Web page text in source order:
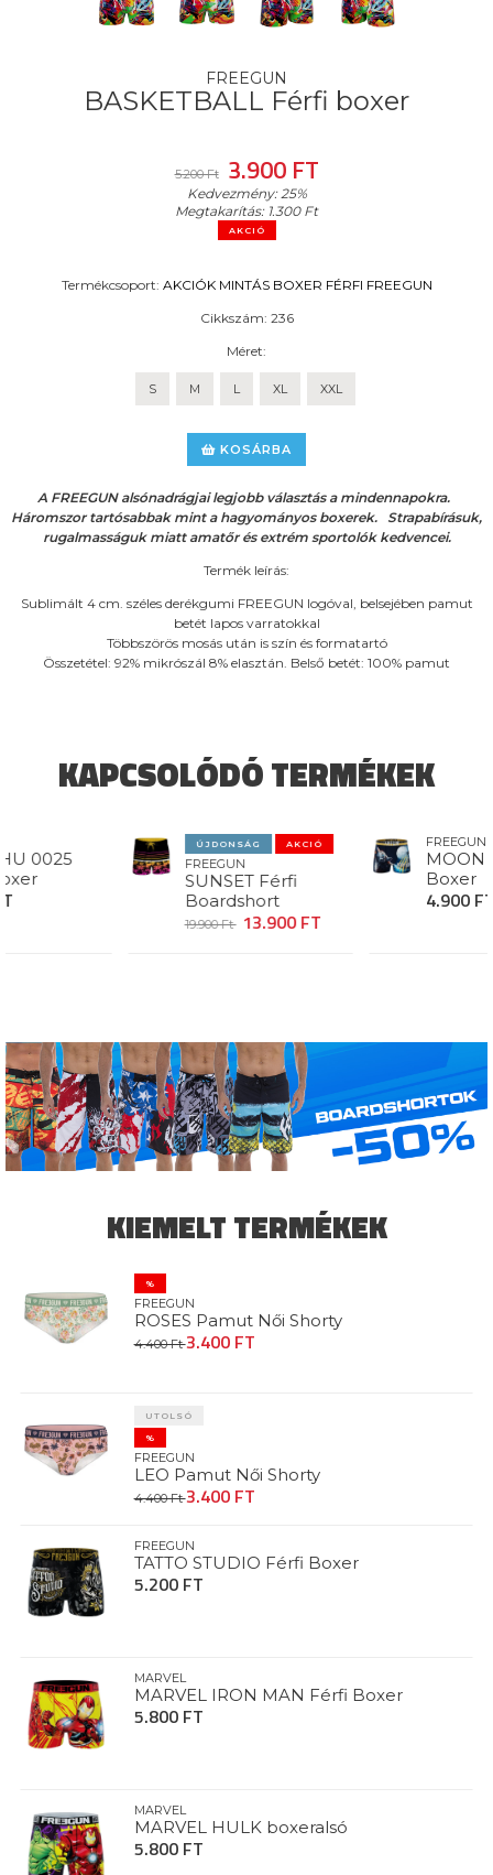
FREEGUN
BASKETBALL Férfi boxer
5.200 Ft 3.900 FT
Kedvezmény: 25%
Megtakarítás: 1.300 Ft
AKCIÓ
Termékcsoport: AKCIÓK MINTÁS BOXER FÉRFI FREEGUN
Cikkszám: 236
Méret:
S M L XL XXL
KOSÁRBA
A FREEGUN alsónadrágjai legjobb választás a mindennapokra.
Háromszor tartósabbak mint a hagyományos boxerek. Strapabírásuk,
rugalmasságuk miatt amatőr és extrém sportolók kedvencei.
Termék leírás:
Sublimált 4 cm. széles derékgumi FREEGUN logóval, belsejében pamut
betét lapos varratokkal
Többszörös mosás után is szín és formatartó
Összetétel: 92% mikrószál 8% elasztán. Belső betét: 100% pamut
KAPCSOLÓDÓ TERMÉKEK
ÚJDONSÁG AKCIÓ
FREEGUN
SUNSET Férfi
Boardshort
19.900 Ft 13.900 FT
FREEGUN
MOON
Boxer
4.900 FT
KIEMELT TERMÉKEK
%
FREEGUN
ROSES Pamut Női Shorty
4.400 Ft3.400 FT
UTOLSÓ
%
FREEGUN
LEO Pamut Női Shorty
4.400 Ft3.400 FT
FREEGUN
TATTO STUDIO Férfi Boxer
5.200 FT
MARVEL
MARVEL IRON MAN Férfi Boxer
5.800 FT
MARVEL
MARVEL HULK boxeralsó
5.800 FT